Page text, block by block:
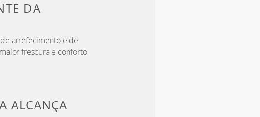
DA
arrefecimento e de
frescura e conforto
ALCANÇA